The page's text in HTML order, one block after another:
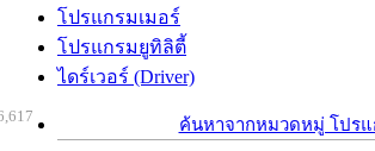
โปรแกรมเมอร์
โปรแกรมยูทิลิตี้
ไดร์เวอร์ (Driver)
ค้นหาจากหมวดหมู่ โปรแ